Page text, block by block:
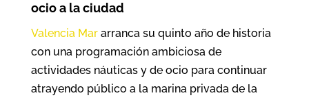
ocio a la ciudad
Valencia Mararranca su quinto año de historia
con una programación ambiciosa de
actividades náuticas y de ocio para continuar
atrayendo público a la marina privada de la